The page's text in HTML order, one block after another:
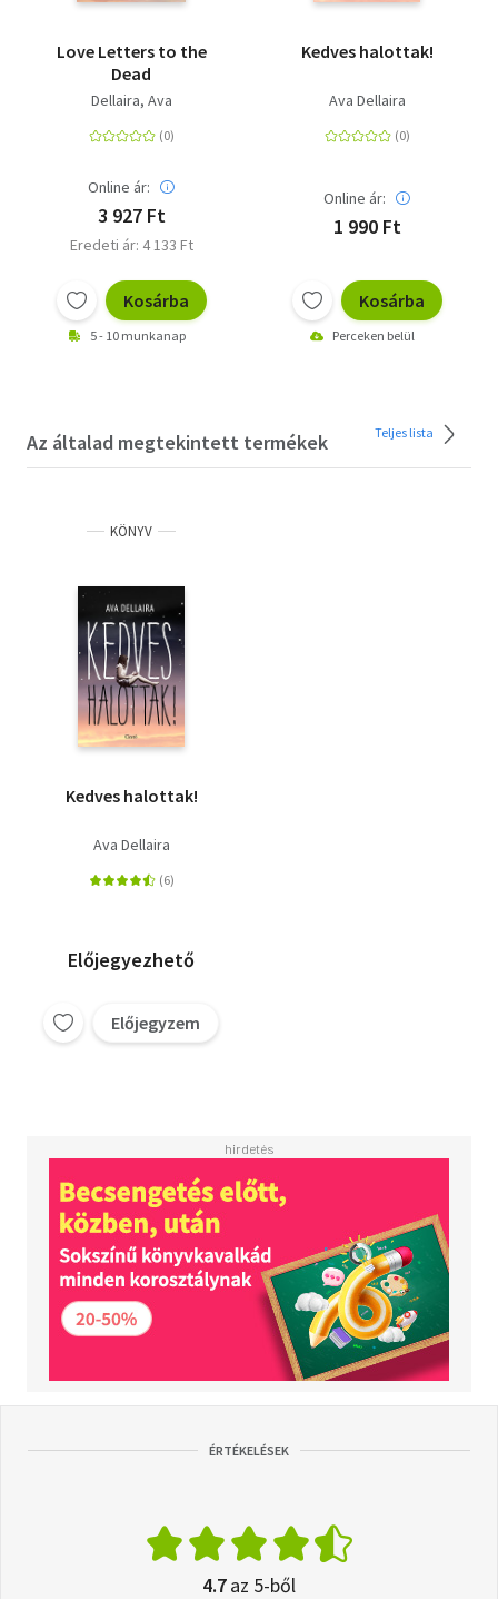
Love Letters to the
Dead
Dellaira, Ava
Online ár:
3 927 Ft
Eredeti ár: 4 133 Ft
Kosárba
5 - 10 munkanap
Kedves halottak!
Ava Dellaira
Online ár:
1 990 Ft
Kosárba
Perceken belül
Az általad megtekintett termékek Teljes lista
KÖNYV
Kedves halottak!
Ava Dellaira
Előjegyezhető
Előjegyzem
ÉRTÉKELÉSEK
4.7az 5-ből